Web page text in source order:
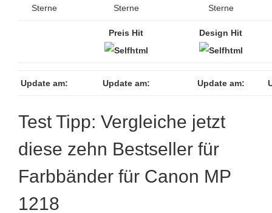
Sterne
Sterne
Sterne
Preis Hit Design Hit
Update am: Update am: Update am:
Test Tipp: Vergleiche jetzt
diese zehn Bestseller für
Farbbänder für Canon MP
1218